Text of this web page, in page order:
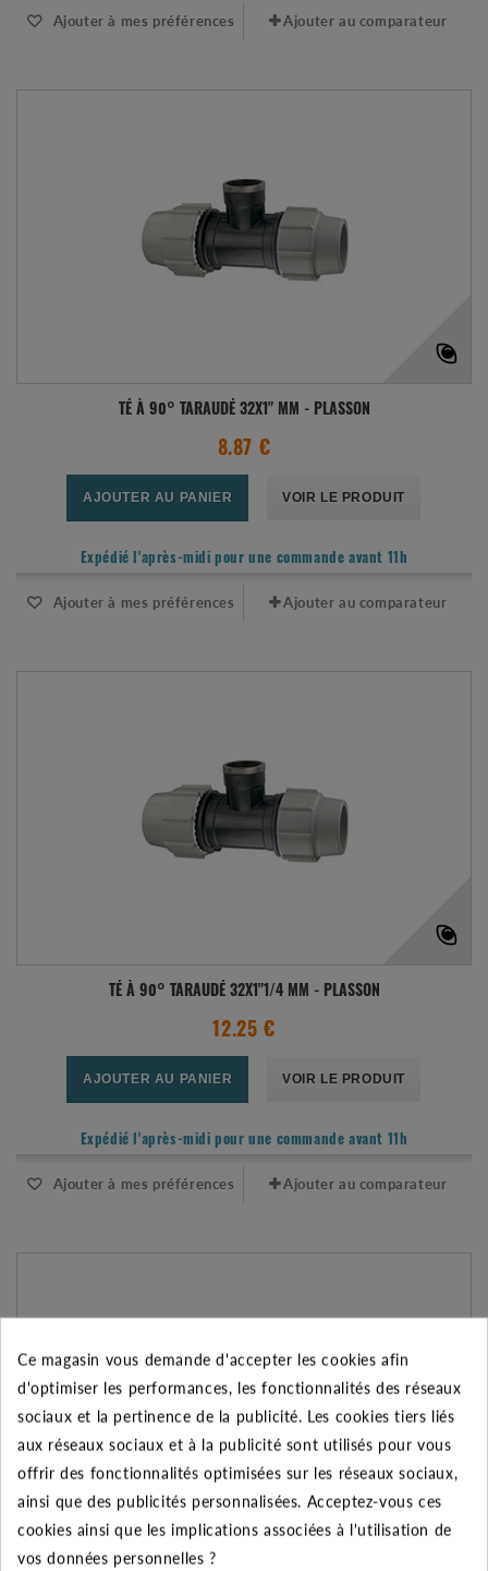
Ajouter à mes préférences Ajouter au comparateur
TÉ À 90° TARAUDÉ 32X1" MM - PLASSON
8.87 €
AJOUTER AU PANIER VOIR LE PRODUIT
Expédié l'après-midi pour une commande avant 11h
Ajouter à mes préférences Ajouter au comparateur
TÉ À 90° TARAUDÉ 32X1"1/4 MM - PLASSON
12.25 €
AJOUTER AU PANIER VOIR LE PRODUIT
Expédié l'après-midi pour une commande avant 11h
Ajouter à mes préférences Ajouter au comparateur
Ce magasin vous demande d'accepter les cookies afin
d'optimiser les performances, les fonctionnalités des réseaux
sociaux et la pertinence de la publicité. Les cookies tiers liés
aux réseaux sociaux et à la publicité sont utilisés pour vous
offrir des fonctionnalités optimisées sur les réseaux sociaux,
ainsi que des publicités personnalisées. Acceptez-vous ces
cookies ainsi que les implications associées à l'utilisation de
vos données personnelles ?